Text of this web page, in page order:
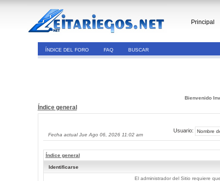
Principal
ÍNDICE DEL FORO FAQ BUSCAR
Bienvenido
Índice general
Fecha actual Jue Ago 06, 2026 11:02 am
Usuario:
Índice general
Identificarse
El administrador del Sitio requiere